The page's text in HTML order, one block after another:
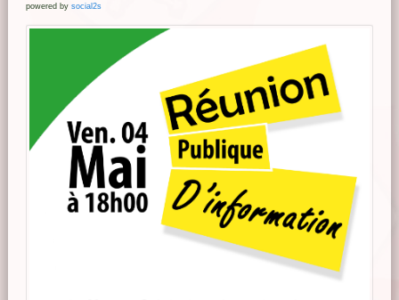
powered by social2s